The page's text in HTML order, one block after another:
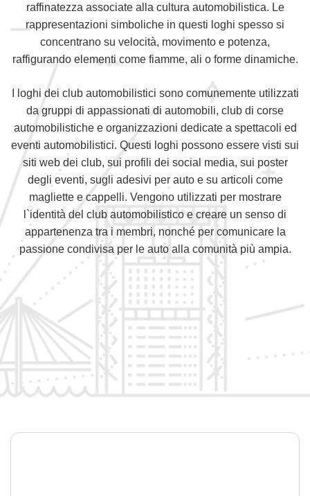
raffinatezza associate alla cultura automobilistica. Le
rappresentazioni simboliche in questi loghi spesso si
concentrano su velocità, movimento e potenza,
raffigurando elementi come fiamme, ali o forme dinamiche.
I loghi dei club automobilistici sono comunemente utilizzati
da gruppi di appassionati di automobili, club di corse
automobilistiche e organizzazioni dedicate a spettacoli ed
eventi automobilistici. Questi loghi possono essere visti sui
siti web dei club, sui profili dei social media, sui poster
degli eventi, sugli adesivi per auto e su articoli come
magliette e cappelli. Vengono utilizzati per mostrare
l`identità del club automobilistico e creare un senso di
appartenenza tra i membri, nonché per comunicare la
passione condivisa per le auto alla comunità più ampia.